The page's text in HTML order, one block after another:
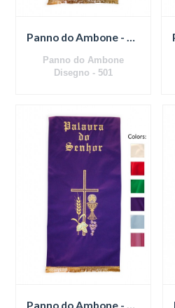
Panno do Ambone - 501
Panno do Ambone
Disegno - 501
Panno do Ambone - 506